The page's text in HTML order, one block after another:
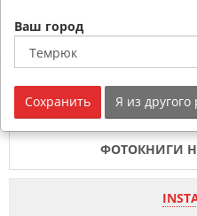
Обратный звонок
Печать
ФОТОКНИГИ
Ваш город
Сохранить Я из другого